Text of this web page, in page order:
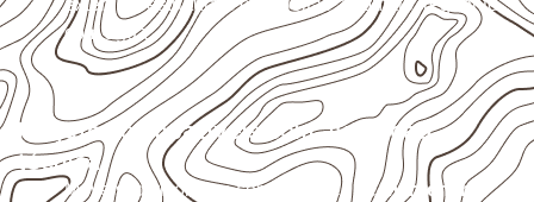
externas, estruturais ou sujeitas a contato frequente
com água.
Projetos compatíveis com avaliação
técnica
Móveis, divisórias e componentes de marcenaria